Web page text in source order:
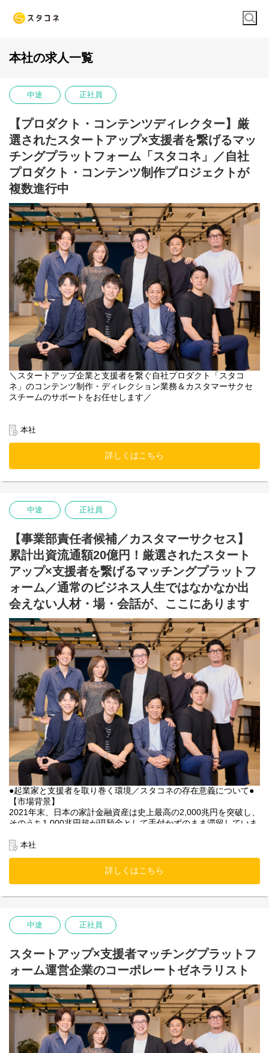
本社の求人一覧
中途 正社員
【プロダクト・コンテンツディレクター】厳
選されたスタートアップ×支援者を繋げるマッ
チングプラットフォーム「スタコネ」／自社
プロダクト・コンテンツ制作プロジェクトが
複数進行中
＼スタートアップ企業と支援者を繋ぐ自社プロダクト「スタコ
ネ」のコンテンツ制作・ディレクション業務＆カスタマーサクセ
スチームのサポートをお任せします／
「スタートアップの持続的な経緯を支援する」をミッションに、
会員制プラットフォーム「スタコネ」を運営しています。
スタートアップ企業や事業投資家の皆さまに対し、「ヒト・モ
ノ・カネ・情報」といった経営課題を解決する多彩なサービスを
提供し、急成長をしています。
いたプロダクト企画や、会員向けコンテンツの制作・ディレクシ
ョン業務が大幅に増加中。例えば、LINE公式アカウント「Lステッ
制作など。
ディレクション・クリエイティブ領域を専門とするポジションを
カスタマーサクセスチーム内に新設し、生産性向上と専門性の強
化を目指します。
自社プロダクトとしての「スタコネプラットフォーム」に実装中
機能は「①スタートアップ、会員同士のマッチング②コミュニテ
ィ・イベント主催管理③事業マッチング」の3つ。現在進行形で
4~6つ目の機能も開発しており、コンテンツだけでなく、自社プロ
ダクトの開発プロジェクトにもディレクターとして積極的に関わ
っていただける状態です。
●カスタマーサクセスチームについて
チーム人数は4名（46歳・40歳・33歳・28歳）
「会員さんの近況」や「効果的な提案方法」、「イベントを盛り
上げるコツ」など、ノウハウや知見を積極的に共有し合うカルチ
ャーが根付いています。
フロントの顧客対応は既存の4名が担当し、今回募集するポジショ
ンでは、企画やディレクションといった“バックミドル”領域をお任
せします。
本社
詳しくはこちら
中途 正社員
【事業部責任者候補／カスタマーサクセス】
累計出資流通額20億円！厳選されたスタート
アップ×支援者を繋げるマッチングプラットフ
ォーム／通常のビジネス人生ではなかなか出
会えない人材・場・会話が、ここにあります
●起業家と支援者を取り巻く環境／スタコネの存在意義について●
【市場背景】
2021年末、日本の家計金融資産は史上最高の2,000兆円を突破し、
そのうち1,000兆円超が現預金として手付かずのまま滞留していま
も十分に活用されていません。これら“眠れるリソース”の活用こそ
スタートアップには、資金・人脈・ノウハウなど多様なリソース
が必要不可欠ですが、特に初期フェーズにおいては資金調達が大
速し、心理的負担も軽減できます。しかし、起業経験の浅い創業
者が、人脈やネットワークのみで本質的な支援者に出会うのは困
できない状況も少なくありません。
【支援者の視点】
ベンチャーキャピタルやエンジェル投資家の支援には、ビジネス
モデルの新規性・成長性だけでなく、起業家の人柄・情熱を見抜
く“目利き力”と高度な経験が求められます。その一方で、「応援し
て良かった」と思える起業家と出会える機会はごく限られていま
す。スタートアップ投資は多数の案件から一社の大きな成功に期
待する構造であり、ハイリスクです。このため、日本におけるス
タートアップ投資は国内外に比して発展途上の状況にあります。
本社
詳しくはこちら
中途 正社員
スタートアップ×支援者マッチングプラットフ
ォーム運営企業のコーポレートゼネラリスト